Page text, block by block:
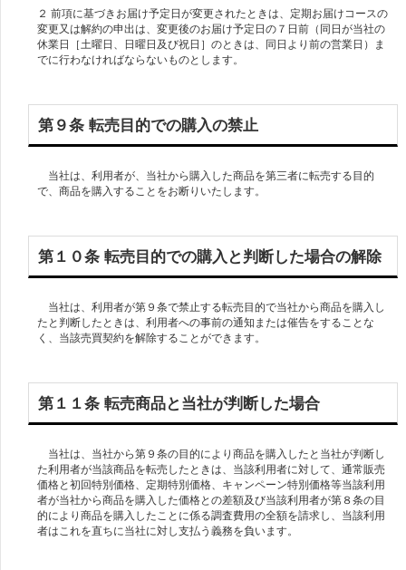
２ 前項に基づきお届け予定日が変更されたときは、定期お届けコースの
変更又は解約の申出は、変更後のお届け予定日の７日前（同日が当社の
休業日［土曜日、日曜日及び祝日］のときは、同日より前の営業日）ま
第９条 転売目的での購入の禁止
当社は、利用者が、当社から購入した商品を第三者に転売する目的
第１０条 転売目的での購入と判断した場合の解除
当社は、利用者が第９条で禁止する転売目的で当社から商品を購入し
たと判断したときは、利用者への事前の通知または催告をすることな
く、当該売買契約を解除することができます。
第１１条 転売商品と当社が判断した場合
当社は、当社から第９条の目的により商品を購入したと当社が判断し
た利用者が当該商品を転売したときは、当該利用者に対して、通常販売
価格と初回特別価格、定期特別価格、キャンペーン特別価格等当該利用
者が当社から商品を購入した価格との差額及び当該利用者が第８条の目
的により商品を購入したことに係る調査費用の全額を請求し、当該利用
者はこれを直ちに当社に対し支払う義務を負います。